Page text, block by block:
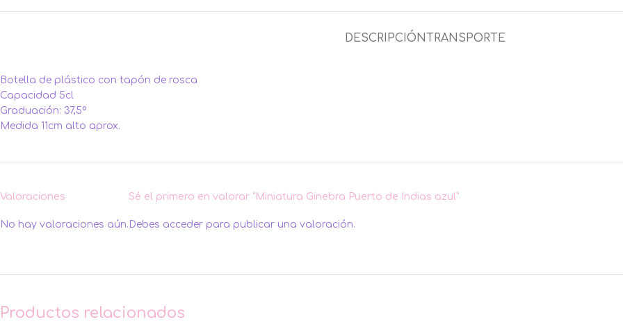
DESCRIPCIÓN TRANSPORTE
Botella de plástico con tapón de rosca
Capacidad 5cl
Graduación: 37,5º
Medida 11cm alto aprox.
Valoraciones
No hay valoraciones aún.
Sé el primero en valorar “Miniatura Ginebra Puerto de Indias azul”
Debes acceder para publicar una valoración.
Productos relacionados